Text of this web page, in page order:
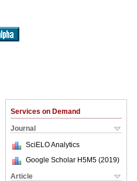
Services on Demand
Journal
SciELO Analytics
Google Scholar H5M5 (2019)
Article